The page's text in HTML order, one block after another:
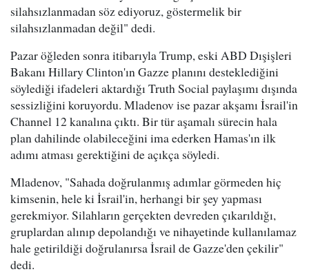
silahsızlanmadan söz ediyoruz, göstermelik bir
silahsızlanmadan değil" dedi.
Pazar öğleden sonra itibarıyla Trump, eski ABD Dışişleri
Bakanı Hillary Clinton'ın Gazze planını desteklediğini
söylediği ifadeleri aktardığı Truth Social paylaşımı dışında
sessizliğini koruyordu. Mladenov ise pazar akşamı İsrail'in
Channel 12 kanalına çıktı. Bir tür aşamalı sürecin hala
plan dahilinde olabileceğini ima ederken Hamas'ın ilk
adımı atması gerektiğini de açıkça söyledi.
Mladenov, "Sahada doğrulanmış adımlar görmeden hiç
kimsenin, hele ki İsrail'in, herhangi bir şey yapması
gerekmiyor. Silahların gerçekten devreden çıkarıldığı,
gruplardan alınıp depolandığı ve nihayetinde kullanılamaz
hale getirildiği doğrulanırsa İsrail de Gazze'den çekilir"
dedi.